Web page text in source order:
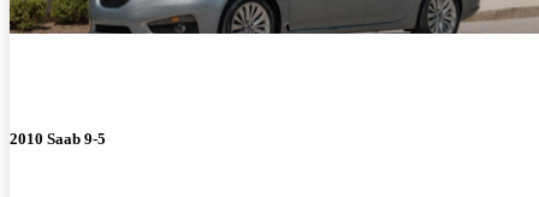
2010 Saab 9-5